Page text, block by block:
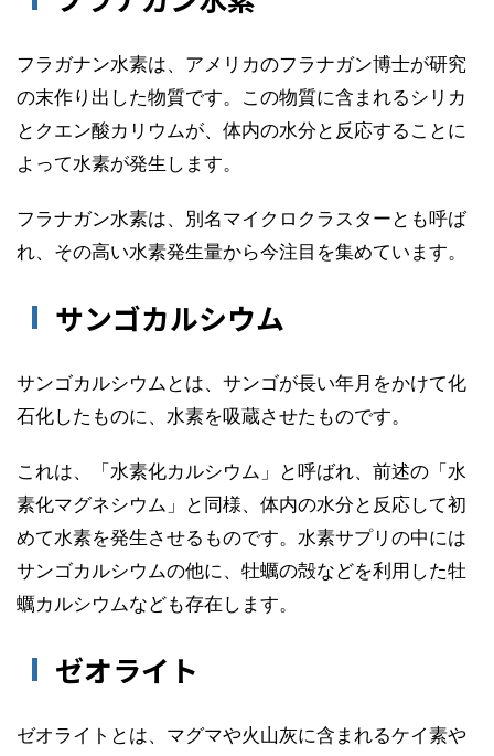
フラガナン水素は、アメリカのフラナガン博士が研究
の末作り出した物質です。この物質に含まれるシリカ
とクエン酸カリウムが、体内の水分と反応することに
よって水素が発生します。
フラナガン水素は、別名マイクロクラスターとも呼ば
れ、その高い水素発生量から今注目を集めています。
サンゴカルシウム
サンゴカルシウムとは、サンゴが長い年月をかけて化
石化したものに、水素を吸蔵させたものです。
これは、「水素化カルシウム」と呼ばれ、前述の「水
素化マグネシウム」と同様、体内の水分と反応して初
めて水素を発生させるものです。水素サプリの中には
サンゴカルシウムの他に、牡蠣の殻などを利用した牡
蠣カルシウムなども存在します。
ゼオライト
ゼオライトとは、マグマや火山灰に含まれるケイ素や